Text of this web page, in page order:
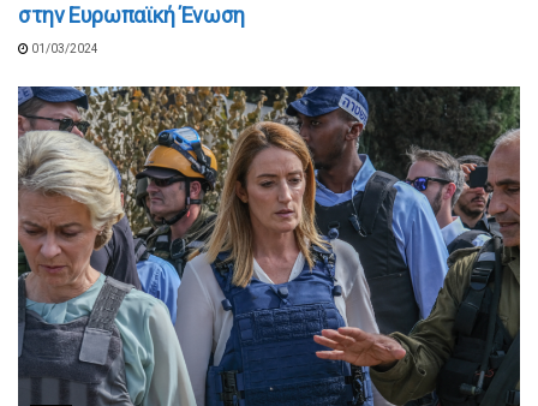
στην Ευρωπαϊκή Ένωση
01/03/2024